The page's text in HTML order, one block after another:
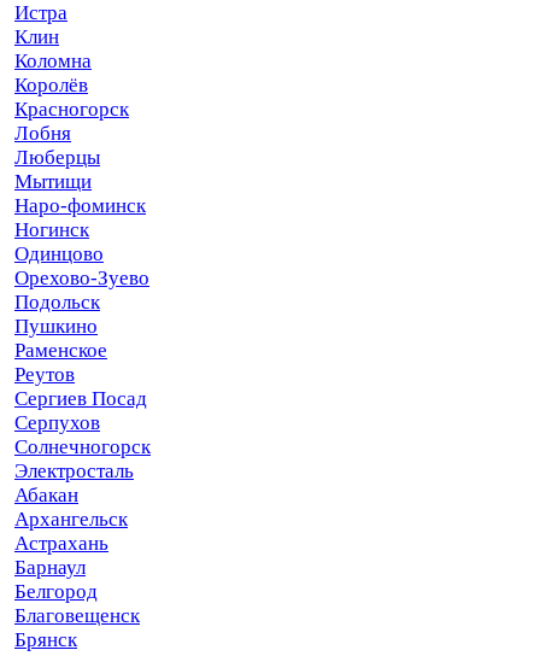
Истра
Клин
Коломна
Королёв
Красногорск
Лобня
Люберцы
Мытищи
Наро-фоминск
Ногинск
Одинцово
Орехово-Зуево
Подольск
Пушкино
Раменское
Реутов
Сергиев Посад
Серпухов
Солнечногорск
Электросталь
Абакан
Архангельск
Астрахань
Барнаул
Белгород
Благовещенск
Брянск